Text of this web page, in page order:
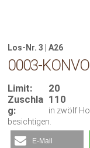
Los-Nr. 3 | A26
0003-
Limit:
20
Zuschla
g:
110
in zwölf
besichtigen.
E-Mail